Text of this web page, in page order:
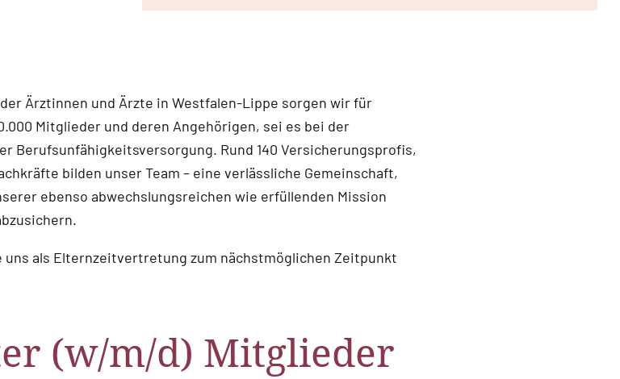
Ärztinnen und Ärzte in Westfalen-Lippe sorgen wir für
Mitglieder und deren Angehörigen, sei es bei der
Berufsunfähigkeitsversorgung. Rund 140 Versicherungsprofis,
bilden unser Team – eine verlässliche Gemeinschaft,
ebenso abwechslungsreichen wie erfüllenden Mission
als Elternzeitvertretung zum nächstmöglichen Zeitpunkt
(w/m/d) Mitglieder